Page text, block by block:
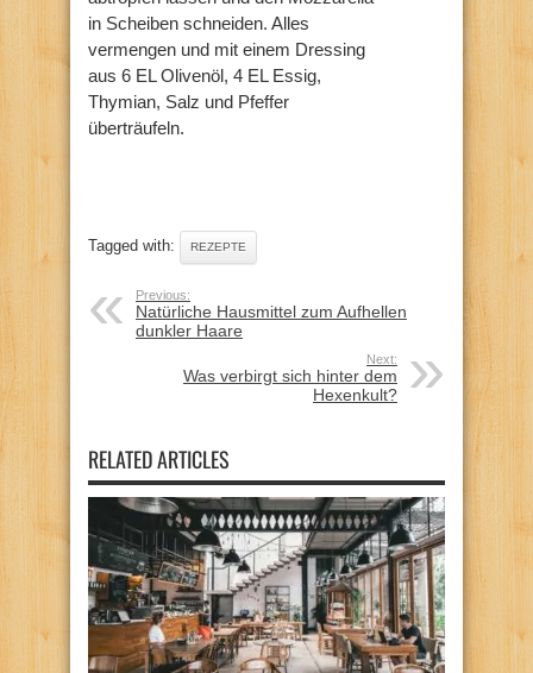
in Scheiben schneiden. Alles
vermengen und mit einem Dressing
aus 6 EL Olivenöl, 4 EL Essig,
Thymian, Salz und Pfeffer
überträufeln.
Tagged with: REZEPTE
Previous:
Natürliche Hausmittel zum Aufhellen
dunkler Haare
Next:
Was verbirgt sich hinter dem
Hexenkult?
RELATED ARTICLES